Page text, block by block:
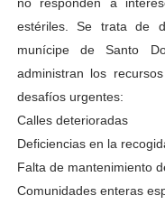
estériles. Se trata de
munícipe de Santo
administran los
desafíos urgentes:
​Calles deterioradas
​Deficiencias en la
​Falta de mantenimiento
​Comunidades enteras